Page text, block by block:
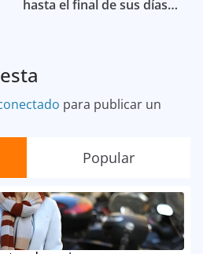
hasta el final de sus días…
para publicar un
Popular